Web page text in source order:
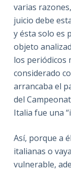
d
o
varias
juicio debe
y ésta solo es
objeto
los periódicos
considerado
arrancaba el
del
Italia fue una
Así, porque a
italianas o
vulnerable,